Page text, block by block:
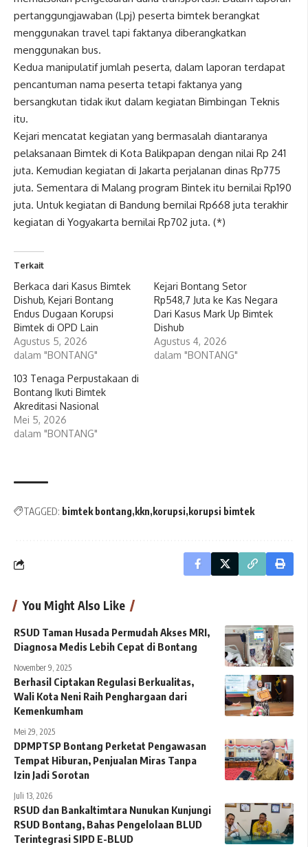
pertanggungjawaban (Lpj) peserta bimtek berangkat
menggunakan travel tapi faktanya diberangkatkan
menggunakan bus.
Kedua manipulatif jumlah peserta, dalam laporan terdapat
pencantuman nama peserta tetapi faktanya yang
bersangkutan tidak ikut dalam kegiatan Bimbingan Teknis
itu.
Kejari mencatat kegiatan yang bermasalah diantaranya
pelaksanaan Bimtek di Kota Balikpapan dengan nilai Rp 241
juta. Kemudian kegiatan di Jakarta perjalanan dinas Rp775
juta. Sementara di Malang program Bintek itu bernilai Rp190
juta. Untuk kegiatan di Bandung bernilai Rp668 juta terakhir
kegiatan di Yogyakarta bernilai Rp702 juta. (*)
Terkait
Berkaca dari Kasus Bimtek
Dishub, Kejari Bontang
Endus Dugaan Korupsi
Bimtek di OPD Lain
Agustus 5, 2026
dalam "BONTANG"
Kejari Bontang Setor
Rp548,7 Juta ke Kas Negara
Dari Kasus Mark Up Bimtek
Dishub
Agustus 4, 2026
dalam "BONTANG"
103 Tenaga Perpustakaan di
Bontang Ikuti Bimtek
Akreditasi Nasional
Mei 5, 2026
dalam "BONTANG"
TAGGED: bimtek bontang kkn korupsi korupsi bimtek
You Might Also Like
RSUD Taman Husada Permudah Akses MRI,
Diagnosa Medis Lebih Cepat di Bontang
November 9, 2025
Berhasil Ciptakan Regulasi Berkualitas,
Wali Kota Neni Raih Penghargaan dari
Kemenkumham
Mei 29, 2025
DPMPTSP Bontang Perketat Pengawasan
Tempat Hiburan, Penjualan Miras Tanpa
Izin Jadi Sorotan
Juli 13, 2026
RSUD dan Bankaltimtara Nunukan Kunjungi
RSUD Bontang, Bahas Pengelolaan BLUD
Terintegrasi SIPD E-BLUD